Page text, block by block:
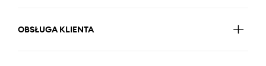
OBSŁUGA KLIENTA